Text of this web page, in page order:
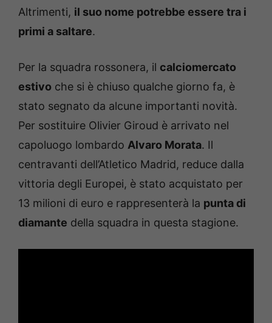
Altrimenti, il suo nome potrebbe essere tra i
primi a saltare.
Per la squadra rossonera, il calciomercato
estivo che si è chiuso qualche giorno fa, è
stato segnato da alcune importanti novità.
Per sostituire Olivier Giroud è arrivato nel
capoluogo lombardo Alvaro Morata. Il
centravanti dell’Atletico Madrid, reduce dalla
vittoria degli Europei, è stato acquistato per
13 milioni di euro e rappresenterà la punta di
diamante della squadra in questa stagione.